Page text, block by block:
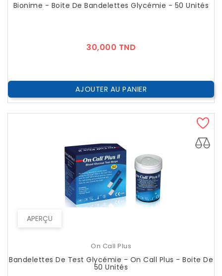
Bionime - Boite De Bandelettes Glycémie - 50 Unités
30,000 TND
AJOUTER AU PANIER
APERÇU
On Call Plus
Bandelettes De Test Glycémie - On Call Plus - Boite De
50 Unités